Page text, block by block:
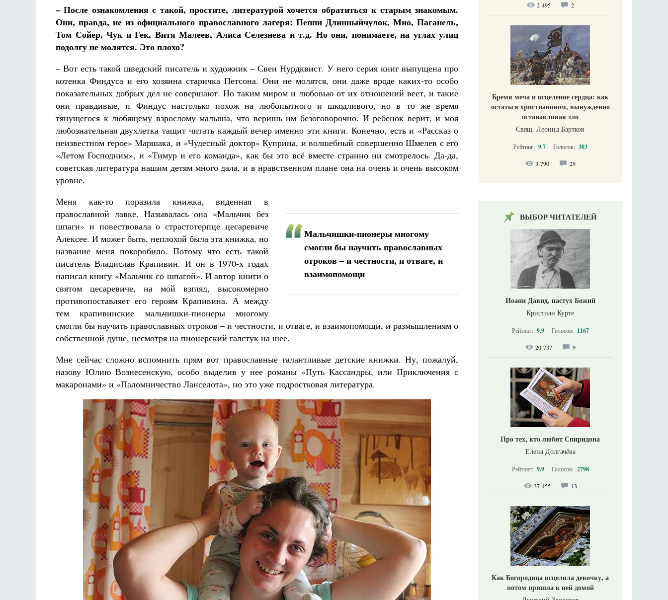
– После ознакомления с такой, простите, литературой хочется обратиться к старым знакомым.
Они, правда, не из официального православного лагеря: Пеппи Длинныйчулок, Мио, Паганель,
Том Сойер, Чук и Гек, Витя Малеев, Алиса Селезнева и т.д. Но они, понимаете, на углах улиц
подолгу не молятся. Это плохо?
– Вот есть такой шведский писатель и художник – Свен Нурдквист. У него серия книг выпущена про
котенка Финдуса и его хозяина старичка Петсона. Они не молятся, они даже вроде каких-то особо
показательных добрых дел не совершают. Но таким миром и любовью от их отношений веет, и такие
они правдивые, и Финдус настолько похож на любопытного и шкодливого, но в то же время
тянущегося к любящему взрослому малыша, что веришь им безоговорочно. И ребенок верит, и моя
любознательная двухлетка тащит читать каждый вечер именно эти книги. Конечно, есть и «Рассказ о
неизвестном герое» Маршака, и «Чудесный доктор» Куприна, и волшебный совершенно Шмелев с его
«Летом Господним», и «Тимур и его команда», как бы это всё вместе странно ни смотрелось. Да-да,
советская литература нашим детям много дала, и в нравственном плане она на очень и очень высоком
уровне.
Мальчишки-пионеры многому
смогли бы научить православных
отроков – и честности, и отваге, и
взаимопомощи
Меня как-то поразила книжка, виденная в
православной лавке. Называлась она «Мальчик без
шпаги» и повествовала о страстотерпце цесаревиче
Алексее. И может быть, неплохой была эта книжка, но
название меня покоробило. Потому что есть такой
писатель Владислав Крапивин. И он в 1970-х годах
написал книгу «Мальчик со шпагой». И автор книги о
святом цесаревиче, на мой взгляд, высокомерно
противопоставляет его героям Крапивина. А между
тем крапивинские мальчишки-пионеры многому
смогли бы научить православных отроков – и честности, и отваге, и взаимопомощи, и размышлениям о
собственной душе, несмотря на пионерский галстук на шее.
Мне сейчас сложно вспомнить прям вот православные талантливые детские книжки. Ну, пожалуй,
назову Юлию Вознесенскую, особо выделив у нее романы «Путь Кассандры, или Приключения с
макаронами» и «Паломничество Ланселота», но это уже подростковая литература.
2 495 2
Бремя меча и исцеление сердца: как
остаться христианином, вынужденно
останавливая зло
Свящ. Леонид Бартков
Рейтинг: 9.7 Голосов: 303
3 790 29
ВЫБОР ЧИТАТЕЛЕЙ
Иоанн Давид, пастух Божий
Кристиан Курте
Рейтинг: 9.9 Голосов: 1167
20 737 9
Про тех, кто любит Спиридона
Елена Долгачёва
Рейтинг: 9.9 Голосов: 2798
37 455 13
Как Богородица исцелила девочку, а
потом пришла к ней домой